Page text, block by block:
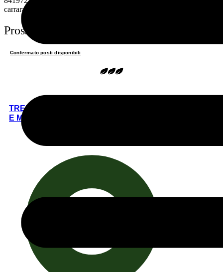
carrara.html
Prossimi viaggi
Confermato posti disponibili
TREKKING FLOREALE IN ZAGORIA, TERRA DI PONTI
E MERAVIGLIA